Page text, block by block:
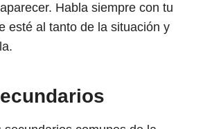
Habla siempre con tu
esté al tanto de la situación y